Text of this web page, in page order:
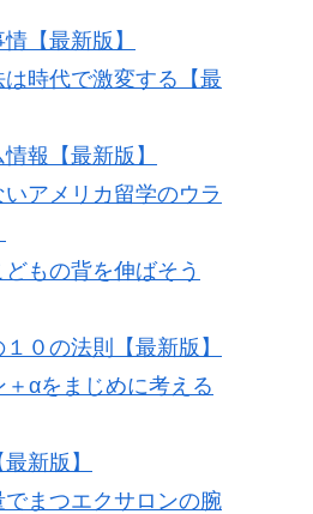
【最新版】
時代で激変する【最
報【最新版】
アメリカ留学のウラ
もの背を伸ばそう
０の法則【最新版】
αをまじめに考える
新版】
まつエクサロンの腕